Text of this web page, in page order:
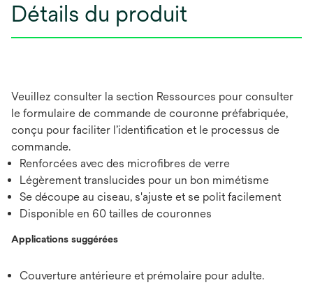
Détails du produit
Veuillez consulter la section Ressources pour consulter
le formulaire de commande de couronne préfabriquée,
conçu pour faciliter l’identification et le processus de
commande.
Renforcées avec des microfibres de verre
Légèrement translucides pour un bon mimétisme
Se découpe au ciseau, s'ajuste et se polit facilement
Disponible en 60 tailles de couronnes
Applications suggérées
Couverture antérieure et prémolaire pour adulte.